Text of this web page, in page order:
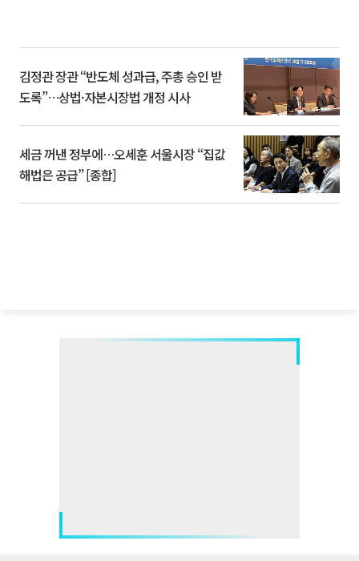
김정관 장관 “반도체 성과급, 주총 승인 받
도록”…상법·자본시장법 개정 시사
세금 꺼낸 정부에…오세훈 서울시장 “집값
해법은 공급” [종합]